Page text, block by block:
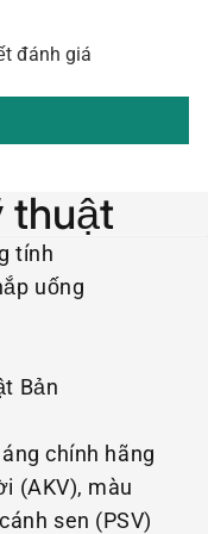
đánh giá
thuật
tính
uống
Bản
chính hãng
(AKV), màu
sen (PSV)